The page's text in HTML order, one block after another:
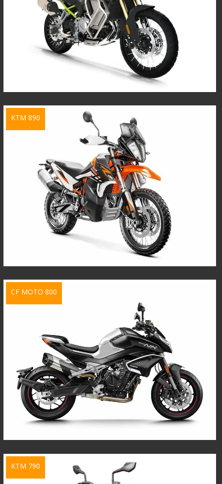
KTM 890
CF MOTO 800
KTM 790